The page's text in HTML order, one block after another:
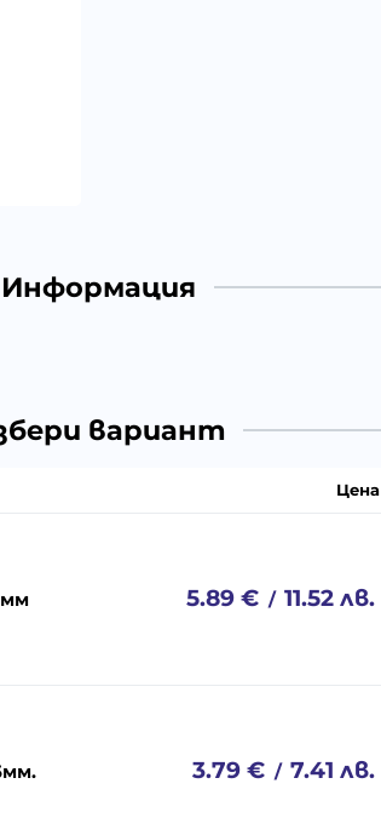
Информация
вариант
Цена
5.89 € / 11.52 лв.
3.79 € / 7.41 лв.